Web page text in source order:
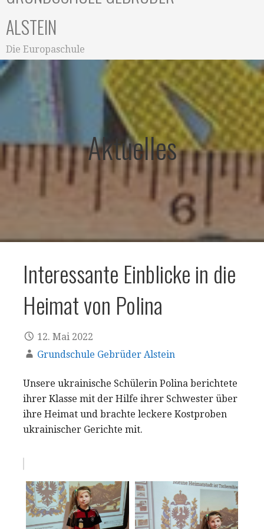
ALSTEIN
Die Europaschule
Aktuelles
Interessante Einblicke in die
Heimat von Polina
12. Mai 2022
Grundschule Gebrüder Alstein
Unsere ukrainische Schülerin Polina berichtete
ihrer Klasse mit der Hilfe ihrer Schwester über
ihre Heimat und brachte leckere Kostproben
ukrainischer Gerichte mit.